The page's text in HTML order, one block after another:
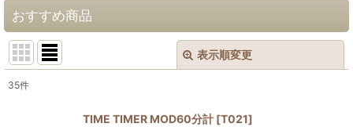
おすすめ商品
表示順変更
35件
TIME TIMER MOD60分計 [T021]